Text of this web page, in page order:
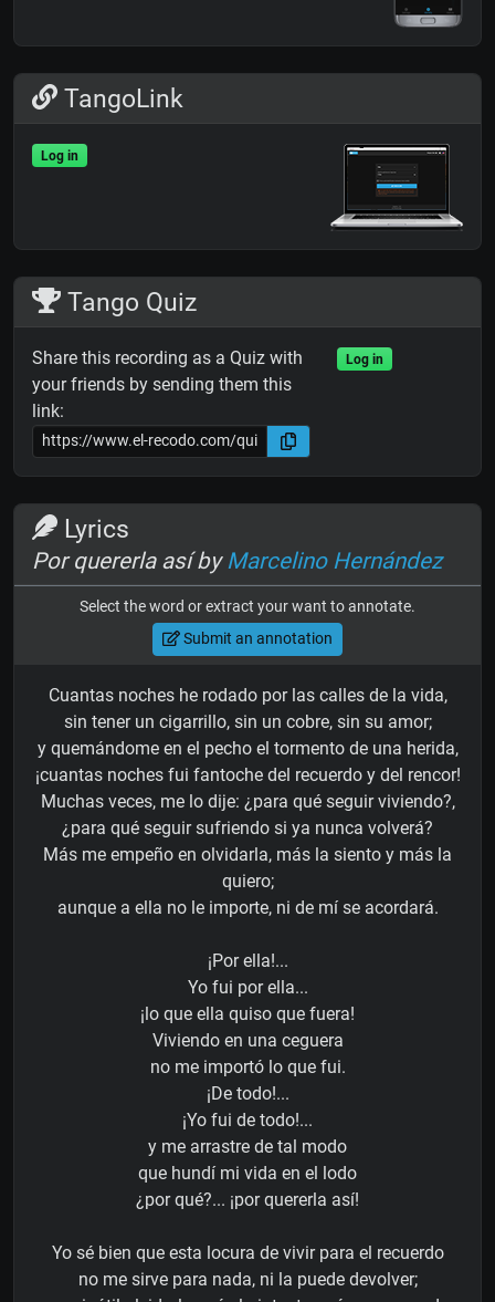
TangoLink
Log in
Tango Quiz
Share this recording as a Quiz with
your friends by sending them this
link:
Log in
Lyrics
Por quererla así by Marcelino Hernández
Select the word or extract your want to annotate.
Submit an annotation
Cuantas noches he rodado por las calles de la vida,
sin tener un cigarrillo, sin un cobre, sin su amor;
y quemándome en el pecho el tormento de una herida,
¡cuantas noches fui fantoche del recuerdo y del rencor!
Muchas veces, me lo dije: ¿para qué seguir viviendo?,
¿para qué seguir sufriendo si ya nunca volverá?
Más me empeño en olvidarla, más la siento y más la
quiero;
aunque a ella no le importe, ni de mí se acordará.
¡Por ella!...
Yo fui por ella...
¡lo que ella quiso que fuera!
Viviendo en una ceguera
no me importó lo que fui.
¡De todo!...
¡Yo fui de todo!...
y me arrastre de tal modo
que hundí mi vida en el lodo
¿por qué?... ¡por quererla así!
Yo sé bien que esta locura de vivir para el recuerdo
no me sirve para nada, ni la puede devolver;